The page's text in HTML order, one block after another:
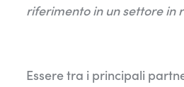
riferimento in un settore in
Essere tra i principali